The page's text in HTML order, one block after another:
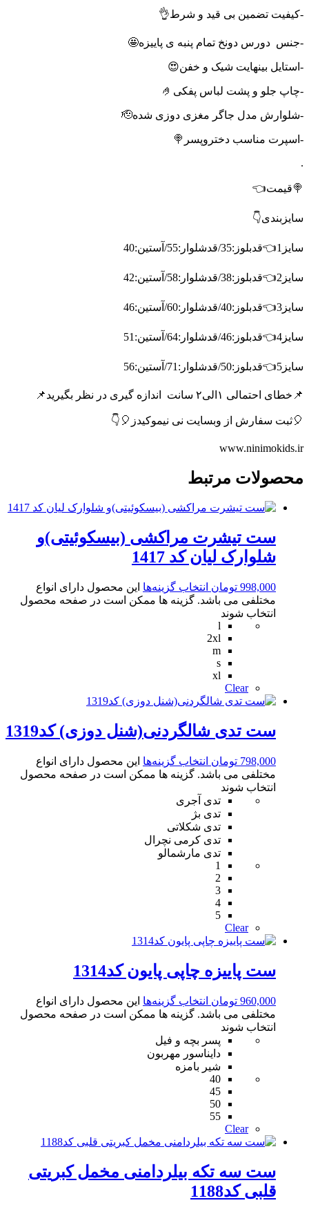
-کیفیت تضمین بی قید و شرط👌
-جنس دورس دونخ تمام پنبه ی پاییزه🤩
-استایل بینهایت شیک و خفن😍
-چاپ جلو و پشت لباس پفکی🤌
-شلوارش مدل جاگر مغزی دوزی شده🫡
-اسپرت مناسب دختروپسر🍭
.
🍭قیمت👈
سایزبندی👇
سایز1👈قدبلوز:35/قدشلوار:55/آستین:40
سایز2👈قدبلوز:38/قدشلوار:58/آستین:42
سایز3👈قدبلوز:40/قدشلوار:60/آستین:46
سایز4👈قدبلوز:46/قدشلوار:64/آستین:51
سایز5👈قدبلوز:50/قدشلوار:71/آستین:56
📌خطای احتمالی ۱الی۲ سانت اندازه گیری در نظر بگیرید📌
🎈ثبت سفارش از وبسایت نی نیموکیدز🎈👇
www.ninimokids.ir
محصولات مرتبط
ست تیشرت مراکشی (بیسکوئیتی)و
شلوارک لیان کد 1417
998,000 تومان انتخاب گزینه‌ها این محصول دارای انواع
مختلفی می باشد. گزینه ها ممکن است در صفحه محصول
انتخاب شوند
l
2xl
m
s
xl
Clear
ست تدی شالگردنی(شنل دوزی) کد1319
798,000 تومان انتخاب گزینه‌ها این محصول دارای انواع
مختلفی می باشد. گزینه ها ممکن است در صفحه محصول
انتخاب شوند
تدی آجری
تدی بژ
تدی شکلاتی
تدی کرمی نچرال
تدی مارشمالو
1
2
3
4
5
Clear
ست پاییزه چاپی پایون کد1314
960,000 تومان انتخاب گزینه‌ها این محصول دارای انواع
مختلفی می باشد. گزینه ها ممکن است در صفحه محصول
انتخاب شوند
پسر بچه و فیل
دایناسور مهربون
شیر بامزه
40
45
50
55
Clear
ست سه تکه بیلردامنی مخمل کبریتی
قلبی کد1188